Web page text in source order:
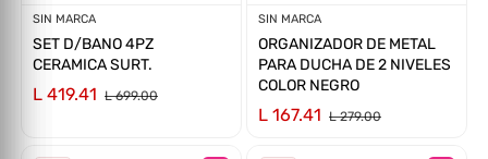
Proveedor:
SIN MARCA
SET D/BANO 4PZ
CERAMICA SURT.
L 419.41 L 699.00
Proveedor:
SIN MARCA
ORGANIZADOR DE METAL
PARA DUCHA DE 2 NIVELES
COLOR NEGRO
L 167.41 L 279.00